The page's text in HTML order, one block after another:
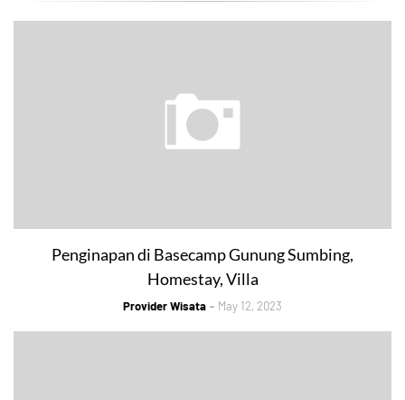
Penginapan di Basecamp Gunung Sumbing,
Homestay, Villa
Provider Wisata May 12, 2023